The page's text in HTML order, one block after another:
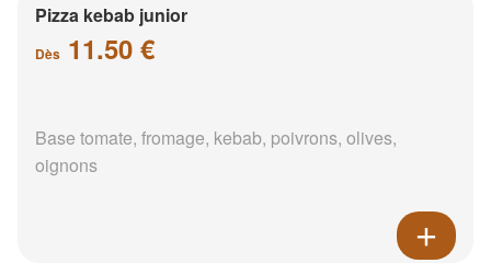
Pizza kebab junior
Dès 11.50 €
Base tomate, fromage, kebab, poivrons, olives,
oignons